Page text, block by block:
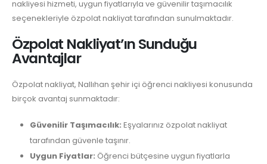
nakliyesi hizmeti, uygun fiyatlarıyla ve güvenilir taşımacılık
seçenekleriyle özpolat nakliyat tarafından sunulmaktadır.
Özpolat Nakliyat’ın Sunduğu
Avantajlar
Özpolat nakliyat, Nallıhan şehir içi öğrenci nakliyesi konusunda
birçok avantaj sunmaktadır:
Güvenilir Taşımacılık: Eşyalarınız özpolat nakliyat
tarafından güvenle taşınır.
Uygun Fiyatlar: Öğrenci bütçesine uygun fiyatlarla